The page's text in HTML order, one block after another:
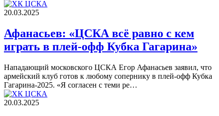
20.03.2025
Афанасьев: «ЦСКА всё равно с кем
играть в плей-офф Кубка Гагарина»
Нападающий московского ЦСКА Егор Афанасьев заявил, что
армейский клуб готов к любому сопернику в плей-офф Кубка
Гагарина-2025. «Я согласен с теми ре…
20.03.2025